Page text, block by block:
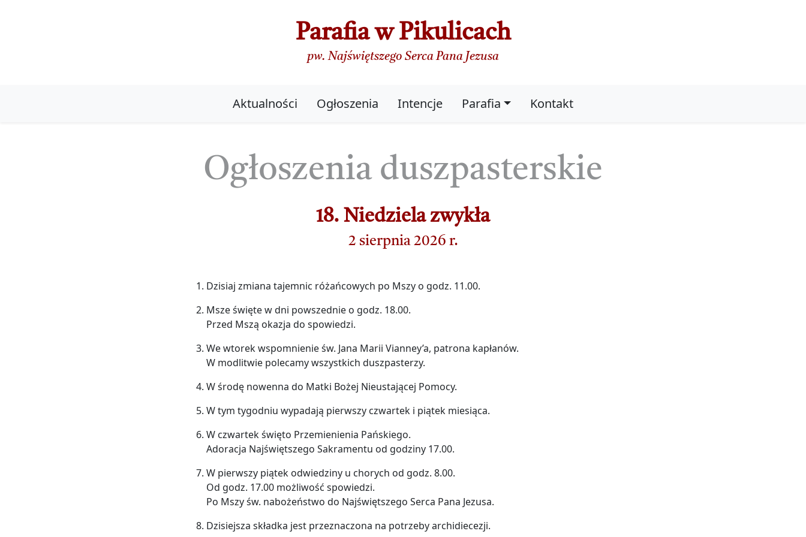
Parafia w Pikulicach
pw. Najświętszego Serca Pana Jezusa
Aktualności Ogłoszenia Intencje Parafia Kontakt
Ogłoszenia duszpasterskie
18. Niedziela zwykła
2 sierpnia 2026 r.
Dzisiaj zmiana tajemnic różańcowych po Mszy o godz. 11.00.
Msze święte w dni powszednie o godz. 18.00.
Przed Mszą okazja do spowiedzi.
We wtorek wspomnienie św. Jana Marii Vianney’a, patrona kapłanów.
W modlitwie polecamy wszystkich duszpasterzy.
W środę nowenna do Matki Bożej Nieustającej Pomocy.
W tym tygodniu wypadają pierwszy czwartek i piątek miesiąca.
W czwartek święto Przemienienia Pańskiego.
Adoracja Najświętszego Sakramentu od godziny 17.00.
W pierwszy piątek odwiedziny u chorych od godz. 8.00.
Od godz. 17.00 możliwość spowiedzi.
Po Mszy św. nabożeństwo do Najświętszego Serca Pana Jezusa.
Dzisiejsza składka jest przeznaczona na potrzeby archidiecezji.